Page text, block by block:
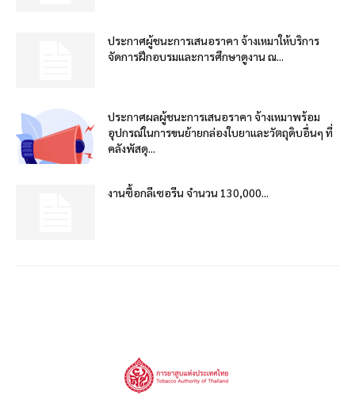
ประกาศผู้ชนะการเสนอราคา จ้างเหมาให้บริการ
จัดการฝึกอบรมและการศึกษาดูงาน ณ...
ประกาศผลผู้ชนะการเสนอราคา จ้างเหมาพร้อม
อุปกรณ์ในการขนย้ายกล่องใบยาและวัตถุดิบอื่นๆ ที่
คลังพัสดุ...
งานซื้อกลีเซอรีน จำนวน 130,000...